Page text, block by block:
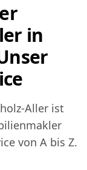
in
Aller ist
von A bis Z.